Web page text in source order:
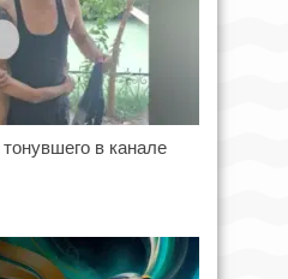
в канале